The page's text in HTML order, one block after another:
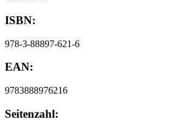
ISBN:
978-3-88897-621-6
EAN:
9783888976216
Seitenzahl: